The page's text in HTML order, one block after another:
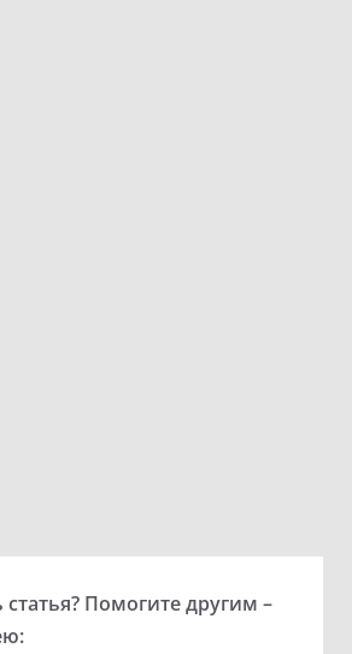
Помогите другим –